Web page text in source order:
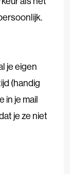
je eigen
(handig
in je mail
je ze niet